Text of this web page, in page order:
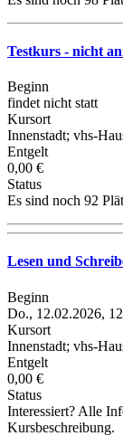
Testkurs - nicht
Beginn
findet nicht statt
Kursort
Innenstadt; vhs-
Entgelt
0,00 €
Status
Es sind noch 92
Lesen und
Beginn
Do., 12.02.2026,
Kursort
Innenstadt; vhs-
Entgelt
0,00 €
Status
Interessiert? Alle
Kursbeschreibung.